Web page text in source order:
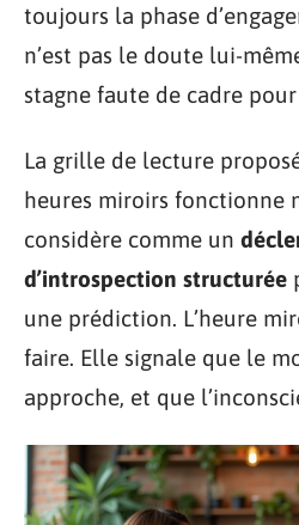
toujours la phase
n’est pas le doute lui-
stagne faute de cadre
La grille de lecture
heures miroirs fonctionne
considère comme un
d’introspection structurée
une prédiction. L’heure
faire. Elle signale que le
approche, et que